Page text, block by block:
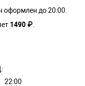
оформлен до 20:00.
1490 ₽
22:00